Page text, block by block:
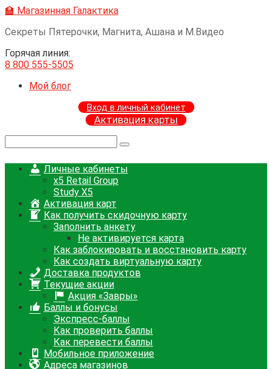
Перейти
контенту
🏫 Магазинная Галактика
Секреты Пятерочки, Магнита, Ашана и М.Видео
Горячая линия:
8 800 555-5505
Мой блог
Вход в личный кабинет
Активация карты
Личные кабинеты
x5 Retail Group
Study X5
Активация карт
Как получить скидочную карту
Заполнить анкету
Не активируется карта
Как заблокировать и восстановить карту
Как создать виртуальную карту
Доставка продуктов
Текущие акции
Акция «Завры»
Баллы и бонусы
Экспресс-баллы
Как проверить баллы
Как перевести баллы
Мобильное приложение
Адреса магазинов